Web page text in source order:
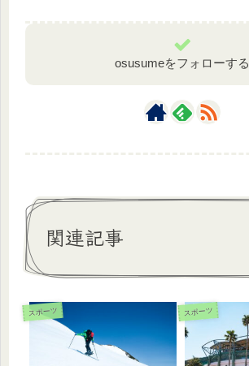
osusumeをフォローする
関連記事
スポーツ スポーツ